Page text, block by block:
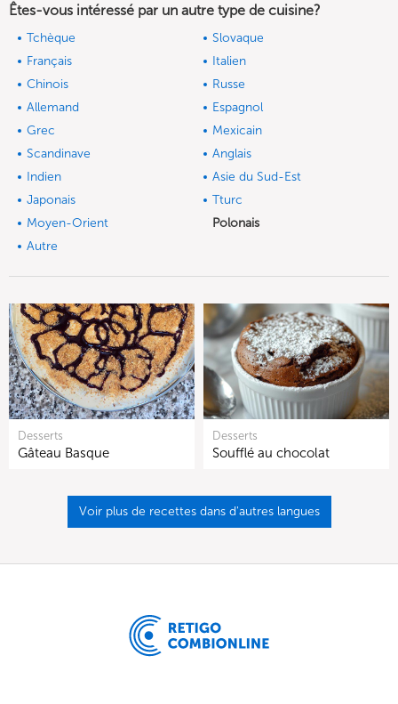
Êtes-vous intéressé par un autre type de cuisine?
Tchèque
Slovaque
Français
Italien
Chinois
Russe
Allemand
Espagnol
Grec
Mexicain
Scandinave
Anglais
Indien
Asie du Sud-Est
Japonais
Tturc
Moyen-Orient
Polonais
Autre
Desserts
Gâteau Basque
Desserts
Soufflé au chocolat
Voir plus de recettes dans d'autres langues